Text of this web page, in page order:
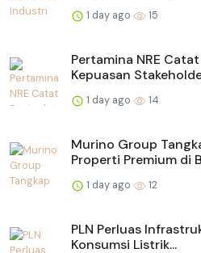
1 day ago 15
Pertamina NRE
Kepuasan
1 day ago 14
Murino Group
Properti Premium di
1 day ago 12
PLN Perluas
Konsumsi Listrik...